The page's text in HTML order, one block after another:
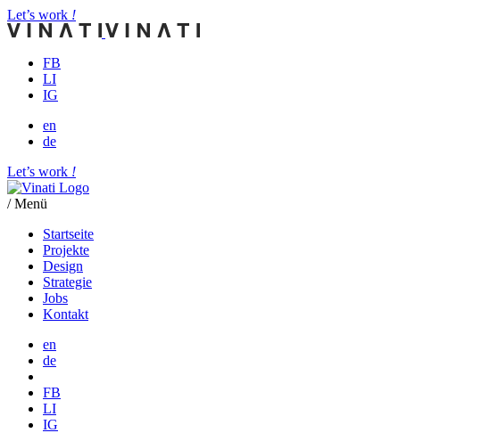
Let’‎s work !
FB
LI
IG
en
de
Let’‎s work !
/ Menü
Startseite
Projekte
Design
Strategie
Jobs
Kontakt
en
de
FB
LI
IG